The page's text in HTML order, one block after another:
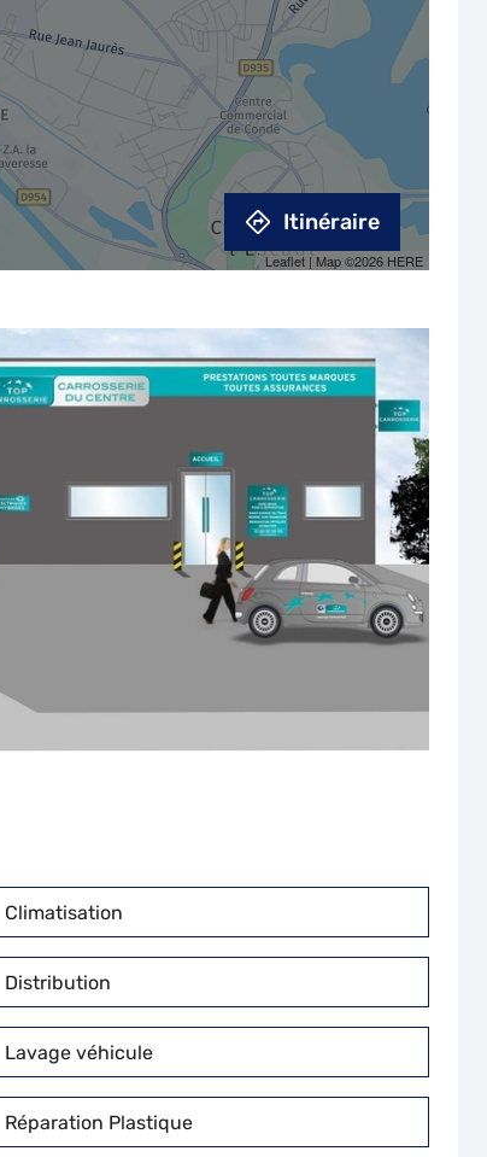
Leaflet | Map ©2026 HERE
Itinéraire
Climatisation
Distribution
Lavage véhicule
Réparation Plastique